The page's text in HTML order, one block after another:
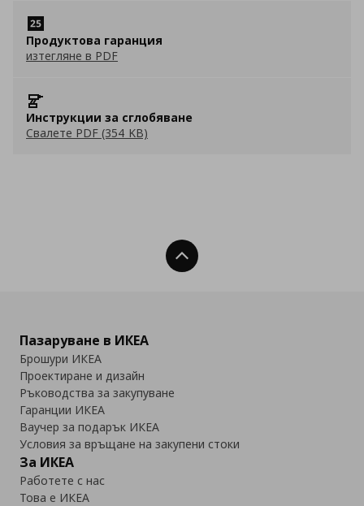
Продуктова гаранция
изтегляне в PDF
Инструкции за сглобяване
Свалете PDF (354 KB)
Нагоре
Пазаруване в ИКЕА
Брошури ИКЕА
Проектиране и дизайн
Ръководства за закупуване
Гаранции ИКЕА
Ваучер за подарък ИКЕА
Условия за връщане на закупени стоки
За ИКЕА
Работете с нас
Това е ИКЕА